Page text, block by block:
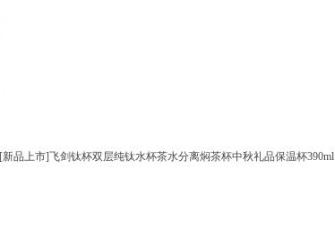
[新品上市]飞剑钛杯双层纯钛水杯茶水分离焖茶杯中秋礼品保温杯390ml